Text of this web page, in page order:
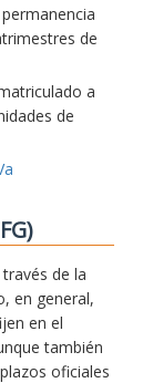
de
a
de
de la
en general,
en el
también
oficiales